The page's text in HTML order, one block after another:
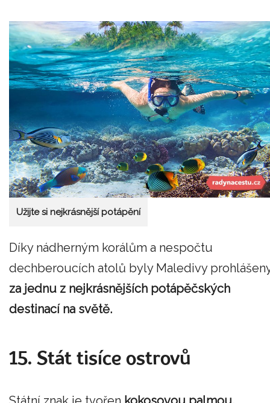
Užijte si nejkrásnější potápění
Díky nádherným korálům a nespočtu
dechberoucích atolů byly Maledivy
za jednu z nejkrásnějších potápěčských
destinací na světě.
15. Stát tisíce ostrovů